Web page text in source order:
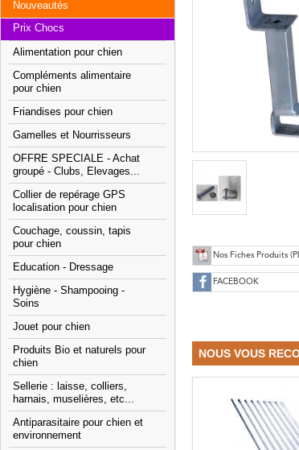
Nouveautés
Prix Chocs
Alimentation pour chien
Compléments alimentaire
pour chien
Friandises pour chien
Gamelles et Nourrisseurs
OFFRE SPECIALE - Achat
groupé - Clubs, Elevages...
Collier de repérage GPS
localisation pour chien
Couchage, coussin, tapis
pour chien
Education - Dressage
Hygiène - Shampooing -
Soins
Jouet pour chien
Produits Bio et naturels pour
chien
Sellerie : laisse, colliers,
harnais, muselières, etc...
Antiparasitaire pour chien et
environnement
Nos Fiches Produits
FACEBOOK
NOUS VOUS